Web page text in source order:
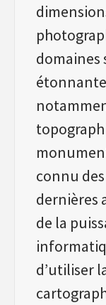
domaines
connu
dernières
de la
d’utiliser